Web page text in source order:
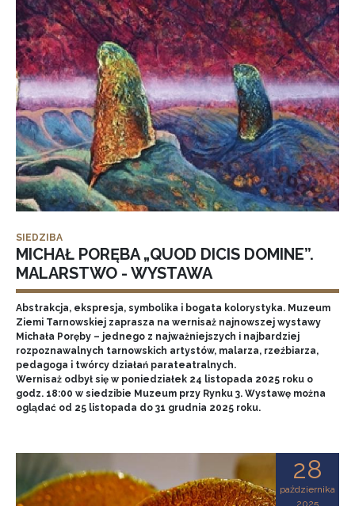
SIEDZIBA
MICHAŁ PORĘBA „QUOD DICIS DOMINE”.
MALARSTWO - WYSTAWA
Abstrakcja, ekspresja, symbolika i bogata kolorystyka. Muzeum
Ziemi Tarnowskiej zaprasza na wernisaż najnowszej wystawy
Michała Poręby – jednego z najważniejszych i najbardziej
rozpoznawalnych tarnowskich artystów, malarza, rzeźbiarza,
pedagoga i twórcy działań parateatralnych.
Wernisaż odbył się w poniedziałek 24 listopada 2025 roku o
godz. 18:00 w siedzibie Muzeum przy Rynku 3. Wystawę można
oglądać od 25 listopada do 31 grudnia 2025 roku.
28
października
2025